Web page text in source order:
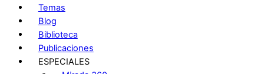
Temas
Blog
Biblioteca
Publicaciones
ESPECIALES